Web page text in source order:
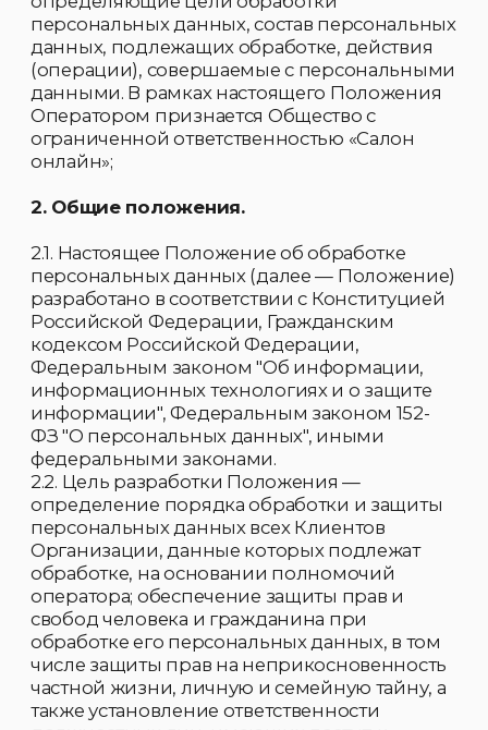
бессрочно, до замены его новым
Положением.
2.3.2. Изменения в Положение вносятся на
основании Приказов Генерального
директора Организации.
3. Состав персональных данных.
3.1. В состав персональных данных Клиентов
в том числе входят:
3.1.1. Фамилия, имя, отчество.
3.1.3. Месяц рождения.
3.1.4. Дата рождения.
3.1.6. Номер телефона (домашний, сотовый).
3.2. В Организации могут создаваться
(создаются, собираются) и хранятся
следующие документы и сведения, в том
числе в электронном виде, содержащие
данные о Клиентах:
3.2.1. Анкета (профайл) Клиента.
3.2.2. Заявка на регистрацию — физического
лица.
3.2.3. Договор (публичная оферта).
3.2.4. Подтверждение о присоединении к
договору.
3.2.5. Копии документов, удостоверяющих
личность, а также иных документов,
предоставляемых Клиентом, и содержащих
персональные данные.
3.2.6. Данные по оплатам заказов (товаров/
услуг), содержащие платежные и иные
реквизиты Клиента.
3.2.7. Данные по адресам доставки заказов
(товаров/услуг).
3.2.8. Записи телефонных переговоров и
электронная переписка.
4. Цель обработки персональных данных.
4.1. Цель обработки персональных данных -
осуществление комплекса действий
направленных на достижение цели, в том